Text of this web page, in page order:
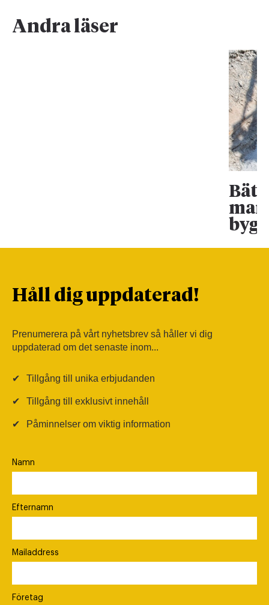
Andra läser
Håll dig uppdaterad!
Prenumerera på vårt nyhetsbrev så håller vi dig
uppdaterad om det senaste inom...
✔ Tillgång till unika erbjudanden
✔ Tillgång till exklusivt innehåll
✔ Påminnelser om viktig information
Namn
Efternamn
Mailaddress
Företag